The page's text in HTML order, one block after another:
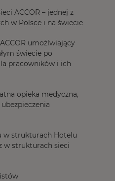
ACCOR – jednej z
w Polsce i na świecie
umożlwiający
świecie po
pracowników i ich
opieka medyczna,
w strukturach Hotelu
w strukturach sieci